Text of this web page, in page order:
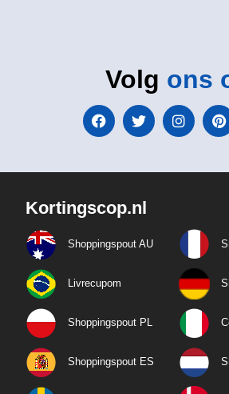
Volg ons
Kortingscop.nl
Shoppingspout AU
Livrecupom
Shoppingspout PL
Shoppingspout ES